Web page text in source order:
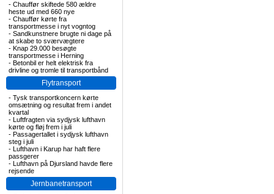
- Chauffør skiftede 580 ældre
heste ud med 660 nye
- Chauffør kørte fra
transportmesse i nyt vogntog
- Sandkunstnere brugte ni dage på
at skabe to sværvægtere
- Knap 29.000 besøgte
transportmesse i Herning
- Betonbil er helt elektrisk fra
drivline og tromle til transportbånd
Flytransport
- Tysk transportkoncern kørte
omsætning og resultat frem i andet
kvartal
- Luftfragten via sydjysk lufthavn
kørte og fløj frem i juli
- Passagertallet i sydjysk lufthavn
steg i juli
- Lufthavn i Karup har haft flere
passgerer
- Lufthavn på Djursland havde flere
rejsende
Jernbanetransport